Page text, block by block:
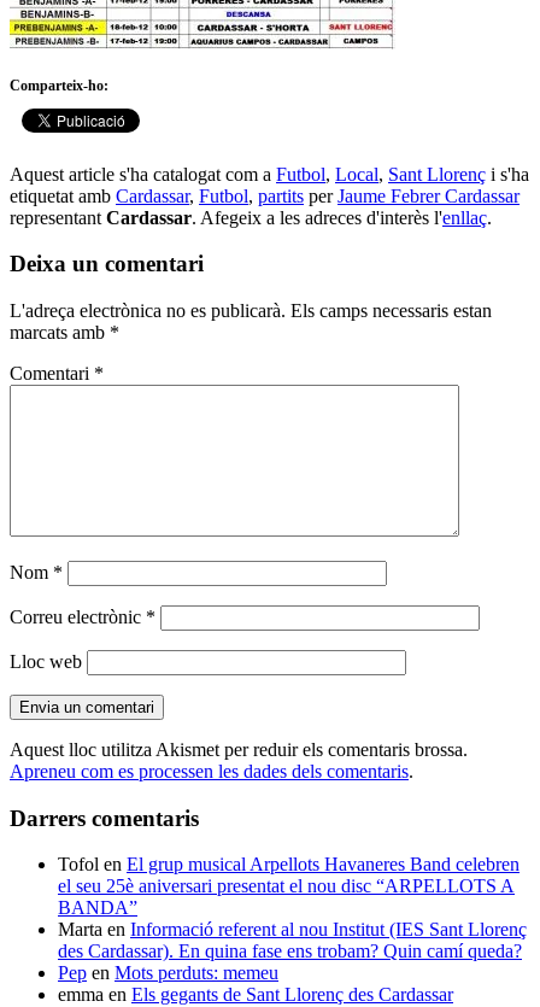
Comparteix-ho:
Aquest article s'ha catalogat com a Futbol, Local, Sant Llorenç i s'ha
etiquetat amb Cardassar, Futbol, partits perJaume Febrer Cardassar
representant Cardassar. Afegeix a les adreces d'interès l'enllaç.
Deixa un comentari
L'adreça electrònica no es publicarà. Els camps necessaris estan
marcats amb *
Comentari *
Nom *
Correu electrònic *
Lloc web
Aquest lloc utilitza Akismet per reduir els comentaris brossa.
Apreneu com es processen les dades dels comentaris.
Darrers comentaris
Tofol en El grup musical Arpellots Havaneres Band celebren
el seu 25è aniversari presentat el nou disc “ARPELLOTS A
BANDA”
Marta en Informació referent al nou Institut (IES Sant Llorenç
des Cardassar). En quina fase ens trobam? Quin camí queda?
Pep en Mots perduts: memeu
emma en Els gegants de Sant Llorenç des Cardassar